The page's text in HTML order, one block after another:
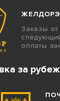
Заказы от
оплаты
за рубеж